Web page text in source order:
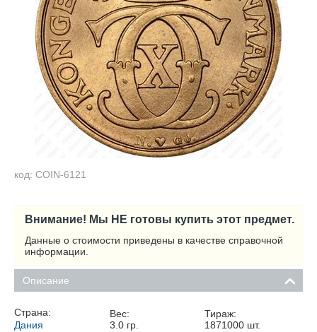
код: COIN-6121
Внимание! Мы НЕ готовы купить этот предмет.
Данные о стоимости приведены в качестве справочной
информации.
Описание
Страна:
Дания
Вес:
3.0гр.
Тираж:
1871000 шт.